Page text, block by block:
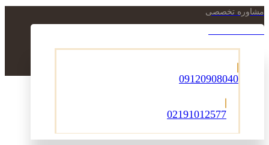
مشاوره تخصصی
09120908040
02191012577